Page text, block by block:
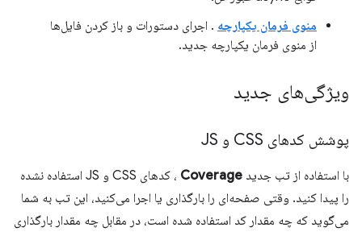
منوی فرمان یکپارچه . اجرای دستورات و باز کردن فایل‌ها
از منوی فرمان یکپارچه جدید.
ویژگی‌های جدید
پوشش کدهای CSS و JS
با استفاده از تب جدید Coverage
، کدهای CSS و JS استفاده نشده
را پیدا کنید. وقتی صفحه‌ای را بارگذاری یا اجرا می‌کنید، این تب به شما
می‌گوید که چه مقدار کد استفاده شده است، در مقابل چه مقدار بارگذاری